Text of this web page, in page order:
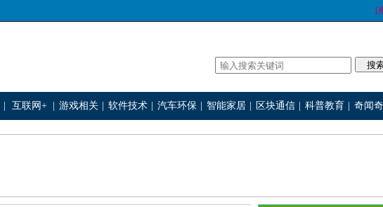
[
互联网+ 游戏相关 软件技术 汽车环保 智能家居 区块通信 科普教育 奇闻